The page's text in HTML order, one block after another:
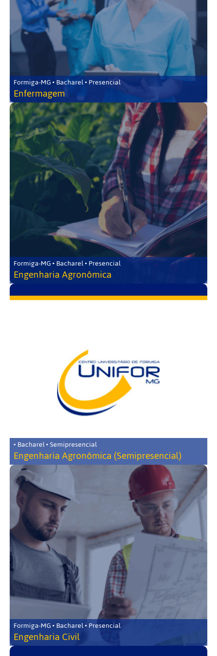
Formiga-MG • Bacharel • Presencial
Enfermagem
Formiga-MG • Bacharel • Presencial
Engenharia Agronômica
• Bacharel • Semipresencial
Engenharia Agronômica (Semipresencial)
Formiga-MG • Bacharel • Presencial
Engenharia Civil